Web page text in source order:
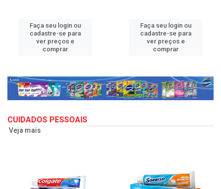
Faça seu login ou
cadastre-se para
ver preços e
comprar
Faça seu login ou
cadastre-se para
ver preços e
comprar
CUIDADOS PESSOAIS
Veja mais